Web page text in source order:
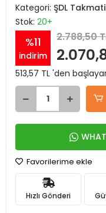
Kategori: ŞDL
Stok: 20+
%11
indirim
2.788,50
513,57 TL 'den
Favorilerime ekle
Hızlı Gönderi